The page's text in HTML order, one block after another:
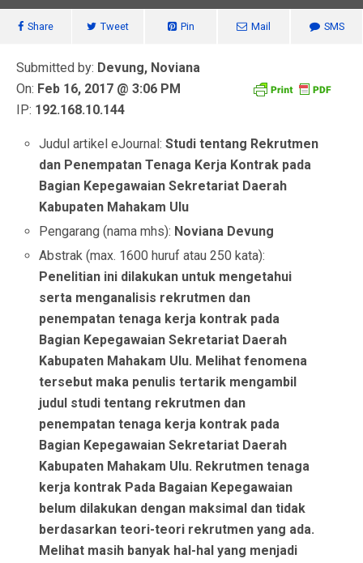
Share Tweet Pin Mail SMS
Submitted by: Devung, Noviana
On: Feb 16, 2017 @ 3:06 PM
IP: 192.168.10.144
Judul artikel eJournal:Studi tentang Rekrutmen
dan Penempatan Tenaga Kerja Kontrak pada
Bagian Kepegawaian Sekretariat Daerah
Kabupaten Mahakam Ulu
Pengarang (nama mhs): Noviana Devung
Abstrak (max. 1600 huruf atau 250 kata):
Penelitian ini dilakukan untuk mengetahui
serta menganalisis rekrutmen dan
penempatan tenaga kerja kontrak pada
Bagian Kepegawaian Sekretariat Daerah
Kabupaten Mahakam Ulu. Melihat fenomena
tersebut maka penulis tertarik mengambil
judul studi tentang rekrutmen dan
penempatan tenaga kerja kontrak pada
Bagian Kepegawaian Sekretariat Daerah
Kabupaten Mahakam Ulu. Rekrutmen tenaga
kerja kontrak Pada Bagaian Kepegawaian
belum dilakukan dengan maksimal dan tidak
berdasarkan teori-teori rekrutmen yang ada.
Melihat masih banyak hal-hal yang menjadi